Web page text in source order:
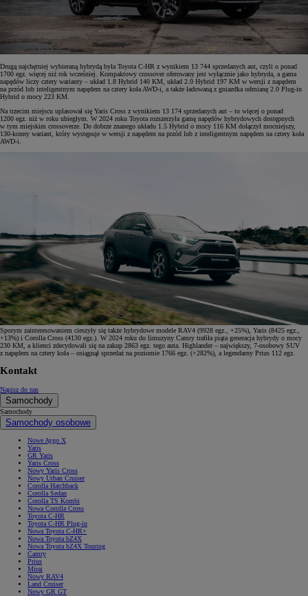
Drugą najchętniej wybieraną hybrydą była Toyota C-HR z wynikiem 13 744 sprzedanych aut, czyli o ponad
1700 egz. więcej niż rok wcześniej. Kompaktowy crossover oferowany jest wyłącznie jako hybryda, a gama
napędów liczy cztery warianty – układ 1.8 Hybrid 140 KM, układ 2.0 Hybrid 197 KM w wersji z napędem
na przód lub inteligentnym napędem na cztery koła AWD-i, a także ładowaną z gniazdka odmianę 2.0 Plug-in
Hybrid o mocy 223 KM.
Na trzecim miejscu uplasował się Yaris Cross z wynikiem 13 174 sprzedanych aut – to więcej o ponad
1200 egz. niż w roku ubiegłym. W 2024 roku Toyota rozszerzyła gamę napędów hybrydowych dostępnych
w tym miejskim crossoverze. Do dobrze znanego układu 1.5 Hybrid o mocy 116 KM dołączył mocniejszy,
130-konny wariant, który występuje w wersji z napędem na przód lub z inteligentnym napędem na cztery koła
AWD-i.
Sporym zainteresowaniem cieszyły się także hybrydowe modele RAV4 (9928 egz., +25%), Yaris (8425 egz.,
+13%) i Corolla Cross (4130 egz.). W 2024 roku do limuzyny Camry trafiła piąta generacja hybrydy o mocy
230 KM, a klienci zdecydowali się na zakup 2863 egz. tego auta. Highlander – największy, 7-osobowy SUV
z napędem na cztery koła – osiągnął sprzedaż na poziomie 1766 egz. (+282%), a legendarny Prius 112 egz.
Kontakt
Napisz do nas
Samochody
Samochody
Samochody osobowe
Nowe Aygo X
Yaris
GR Yaris
Yaris Cross
Nowy Yaris Cross
Nowy Urban Cruiser
Corolla Hatchback
Corolla Sedan
Corolla TS Kombi
Nowa Corolla Cross
Toyota C-HR
Toyota C-HR Plug-in
Nowa Toyota C-HR+
Nowa Toyota bZ4X
Nowa Toyota bZ4X Touring
Camry
Prius
Mirai
Nowy RAV4
Land Cruiser
Nowy GR GT